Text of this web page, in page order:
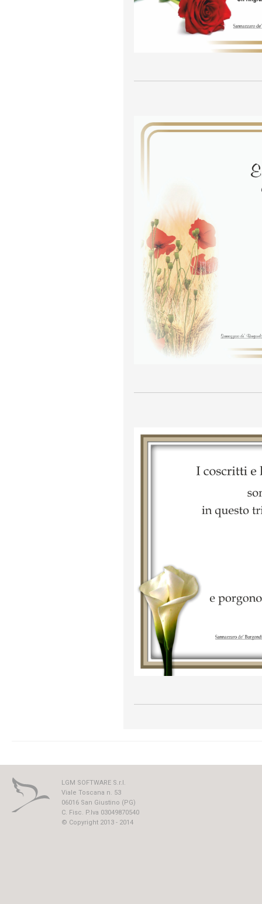
LGM SOFTWARE S.r.l.
Viale Toscana n. 53
06016 San Giustino (PG)
C. Fisc. P.Iva 03049870540
© Copyright 2013 - 2014